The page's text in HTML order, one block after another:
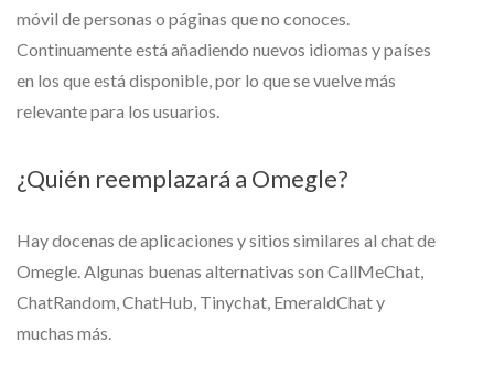
móvil de personas o páginas que no conoces.
Continuamente está añadiendo nuevos idiomas y países
en los que está disponible, por lo que se vuelve más
relevante para los usuarios.
¿Quién reemplazará a Omegle?
Hay docenas de aplicaciones y sitios similares al chat de
Omegle. Algunas buenas alternativas son CallMeChat,
ChatRandom, ChatHub, Tinychat, EmeraldChat y
muchas más.